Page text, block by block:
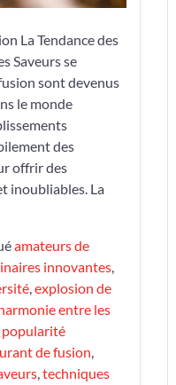
La Tendance des
Saveurs se
sont devenus
le monde
des
offrir des
inoubliables. La
amateurs de
innovantes,
,explosion de
entre les
popularité
de fusion,
,techniques